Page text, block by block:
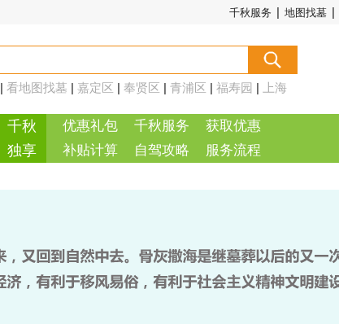
千秋服务 | 地图找墓 |
| 看地图找墓 | 嘉定区 | 奉贤区 | 青浦区 | 福寿园 |
上海
千秋
独享
优惠礼包 千秋服务
获取优惠
补贴计算
自驾攻略 服务流程